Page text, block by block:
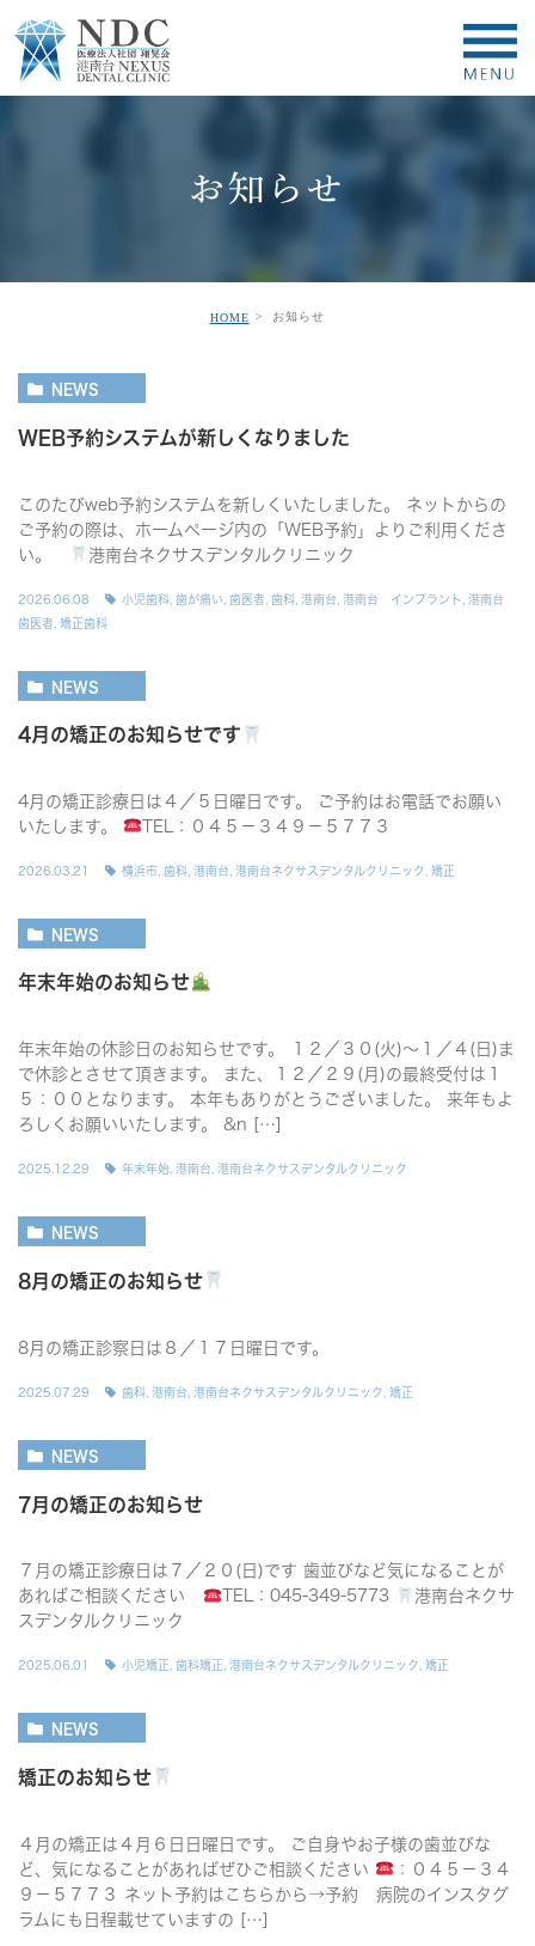
お知らせ
HOME お知らせ
NEWS
WEB予約システムが新しくなりました
このたびweb予約システムを新しくいたしました。 ネットからの
ご予約の際は、ホームページ内の「WEB予約」よりご利用くださ
い。
港南台ネクサスデンタルクリニック
2026.06.08 小児歯科 歯が痛い 歯医者 歯科 港南台 港南台 インプラント
港南台
歯医者 矯正歯科
NEWS
4月の矯正のお知らせです
4月の矯正診療日は４／５日曜日です。 ご予約はお電話でお願い
いたします。
TEL：０４５－３４９－５７７３
2026.03.21 横浜市 歯科 港南台 港南台ネクサスデンタルクリニック 矯正
NEWS
年末年始のお知らせ
年末年始の休診日のお知らせです。 １２／３０(火)〜１／４(日)ま
で休診とさせて頂きます。 また、１２／２９(月)の最終受付は１
５：００となります。 本年もありがとうございました。 来年もよ
ろしくお願いいたします。 &n […]
2025.12.29 年末年始 港南台 港南台ネクサスデンタルクリニック
NEWS
8月の矯正のお知らせ
8月の矯正診察日は８／１７日曜日です。
2025.07.29 歯科 港南台 港南台ネクサスデンタルクリニック 矯正
NEWS
7月の矯正のお知らせ
７月の矯正診療日は７／２０(日)です 歯並びなど気になることが
あればご相談ください
TEL：045-349-5773
港南台ネクサ
スデンタルクリニック
2025.06.01 小児矯正 歯科矯正 港南台ネクサスデンタルクリニック 矯正
NEWS
矯正のお知らせ
４月の矯正は４月６日日曜日です。 ご自身やお子様の歯並びな
ど、気になることがあればぜひご相談ください
：０４５－３４
９－５７７３ ネット予約はこちらから→予約 病院のインスタグ
ラムにも日程載せていますの […]